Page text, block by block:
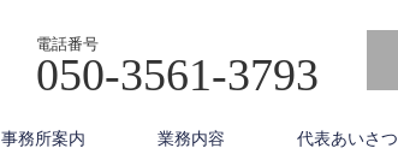
電話番号
050-3561-3793
事務所案内 業務内容 代表あいさつ